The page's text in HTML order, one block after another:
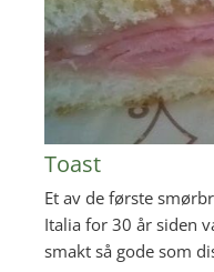
Toast
Et av de første
Italia for 30 år siden
smakt så gode som